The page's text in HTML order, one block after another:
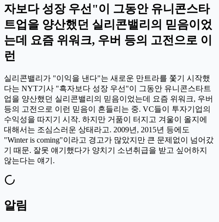
자보다 성장 우선"이 그동안 유니콘스타
트업을 양산했던 실리콘밸리의 믿음이었
는데 요즘 위워크, 우버 등의 고전으로 이
런
실리콘밸리가 "이익을 낸다"는 새로운 만트라를 쫓기 시작했
다는 NYT기사 "흑자보다 성장 우선"이 그동안 유니콘스타트
업을 양산했던 실리콘밸리의 믿음이었는데 요즘 위워크, 우버
등의 고전으로 이런 믿음이 흔들리는 중. VC들이 투자기업의
수익성을 따지기 시작. 하지만 거품이 터지고 겨울이 올지에
대해서는 조심스러운 상태라고. 2009년, 2015년 등에도
"Winter is coming"이라고 경고가 많았지만 큰 문제없이 넘어갔
기 때문. 잘못 얘기했다가 양치기 소년취급을 받고 싶어하지
않는다는 얘기.
알림